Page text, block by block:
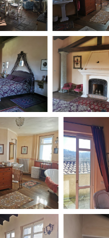
- Production
+
e location della
David
Nastri
Premio
Lavora
Stage -
Elenco
policy Whistleblowing